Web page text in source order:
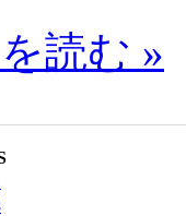
読む »